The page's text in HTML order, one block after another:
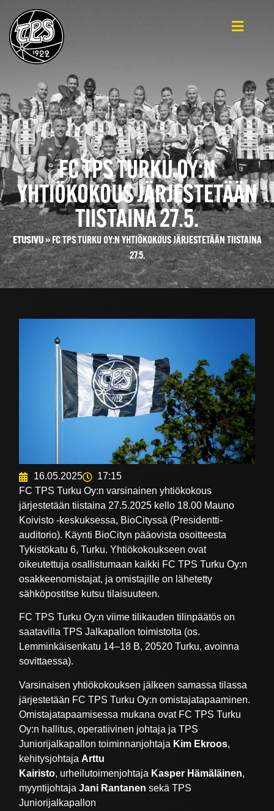
FC TPS TURKU OY:N
YHTIÖKOKOUS JÄRJESTETÄÄN
TIISTAINA 27.5.
ETUSIVU»FC TPS TURKU OY:N YHTIÖKOKOUS JÄRJESTETÄÄN TIISTAINA
27.5.
16.05.2025
17:15
FC TPS Turku Oy:n varsinainen yhtiökokous
järjestetään tiistaina 27.5.2025 kello 18.00 Mauno
Koivisto -keskuksessa, BioCityssä (Presidentti-
auditorio). Käynti BioCityn pääovista osoitteesta
Tykistökatu 6, Turku. Yhtiökokoukseen ovat
oikeutettuja osallistumaan kaikki FC TPS Turku Oy:n
osakkeenomistajat, ja omistajille on lähetetty
sähköpostitse kutsu tilaisuuteen.
FC TPS Turku Oy:n viime tilikauden tilinpäätös on
saatavilla TPS Jalkapallon toimistolta (os.
Lemminkäisenkatu 14–18 B, 20520 Turku, avoinna
sovittaessa).
Varsinaisen yhtiökokouksen jälkeen samassa tilassa
järjestetään FC TPS Turku Oy:n omistajatapaaminen.
Omistajatapaamisessa mukana ovat FC TPS Turku
Oy:n hallitus, operatiivinen johtaja ja TPS
Juniorijalkapallon toiminnanjohtaja Kim Ekroos,
kehitysjohtaja Arttu
Kairisto, urheilutoimenjohtaja Kasper Hämäläinen,
myyntijohtajaJani Rantanensekä TPS
Juniorijalkapallon